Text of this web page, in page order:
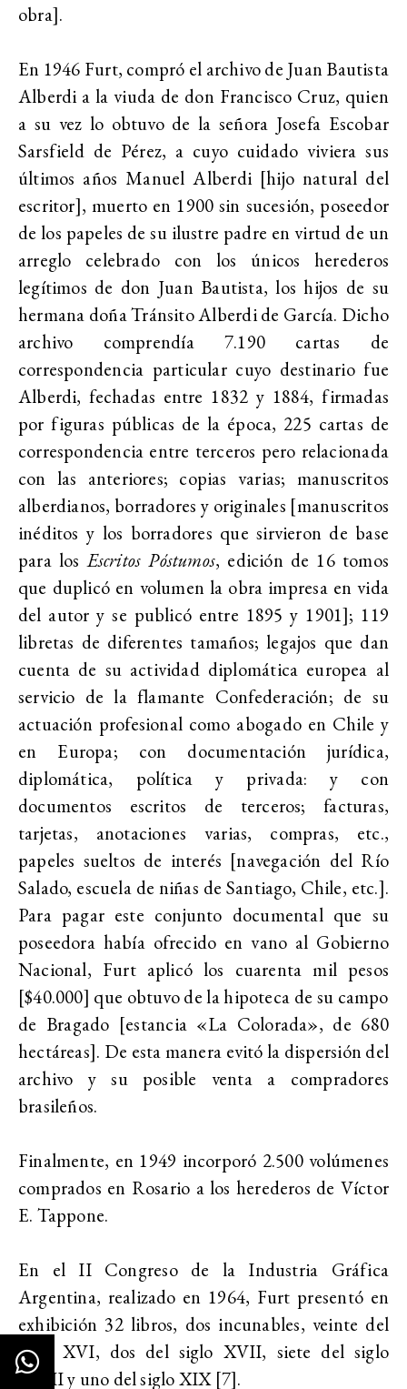
obra].
En 1946 Furt, compró el archivo de Juan Bautista
Alberdi a la viuda de don Francisco Cruz, quien
a su vez lo obtuvo de la señora Josefa Escobar
Sarsfield de Pérez, a cuyo cuidado viviera sus
últimos años Manuel Alberdi [hijo natural del
escritor], muerto en 1900 sin sucesión, poseedor
de los papeles de su ilustre padre en virtud de un
arreglo celebrado con los únicos herederos
legítimos de don Juan Bautista, los hijos de su
hermana doña Tránsito Alberdi de García. Dicho
archivo comprendía 7.190 cartas de
correspondencia particular cuyo destinario fue
Alberdi, fechadas entre 1832 y 1884, firmadas
por figuras públicas de la época, 225 cartas de
correspondencia entre terceros pero relacionada
con las anteriores; copias varias; manuscritos
alberdianos, borradores y originales [manuscritos
inéditos y los borradores que sirvieron de base
para losEscritos Póstumos, edición de 16 tomos
que duplicó en volumen la obra impresa en vida
del autor y se publicó entre 1895 y 1901]; 119
libretas de diferentes tamaños; legajos que dan
cuenta de su actividad diplomática europea al
servicio de la flamante Confederación; de su
actuación profesional como abogado en Chile y
en Europa; con documentación jurídica,
diplomática, política y privada: y con
documentos escritos de terceros; facturas,
tarjetas, anotaciones varias, compras, etc.,
papeles sueltos de interés [navegación del Río
Salado, escuela de niñas de Santiago, Chile, etc.].
Para pagar este conjunto documental que su
poseedora había ofrecido en vano al Gobierno
Nacional, Furt aplicó los cuarenta mil pesos
[$40.000] que obtuvo de la hipoteca de su campo
de Bragado [estancia «La Colorada», de 680
hectáreas]. De esta manera evitó la dispersión del
archivo y su posible venta a compradores
brasileños.
Finalmente, en 1949 incorporó 2.500 volúmenes
comprados en Rosario a los herederos de Víctor
E. Tappone.
En el II Congreso de la Industria Gráfica
Argentina, realizado en 1964, Furt presentó en
exhibición 32 libros, dos incunables, veinte del
siglo XVI, dos del siglo XVII, siete del siglo
XVIII y uno del siglo XIX [7].